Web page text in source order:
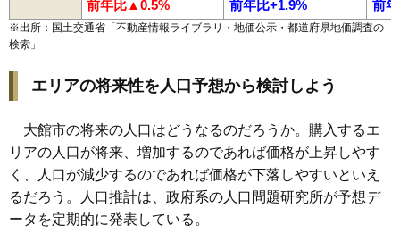
前年比▲0.5%
前年比+1.9%
前
※出所：国土交通省「不動産情報ライブラリ・地価公示・都道府県地価調査の
検索 」
エリアの将来性を人口予想から検討しよう
大館市の将来の人口はどうなるのだろうか。購入するエ
リアの人口が将来、増加するのであれば価格が上昇しやす
く、人口が減少するのであれば価格が下落しやすいといえ
るだろう。人口推計は、政府系の人口問題研究所が予想デ
ータを定期的に発表している。